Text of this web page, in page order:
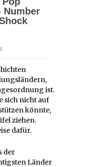
ist.
sich nicht auf
könnte,
ziehen.
dafür.
der
Länder